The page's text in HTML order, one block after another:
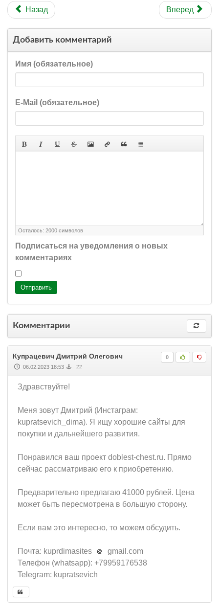
Назад Вперед
Добавить комментарий
Имя (обязательное)
E-Mail (обязательное)
Осталось: 2000 символов
Подписаться на уведомления о новых
комментариях
Отправить
Комментарии
0
Купрацевич Дмитрий Олегович
06.02.2023 18:53 22
Здравствуйте!
Меня зовут Дмитрий (Инстаграм:
kupratsevich_dima). Я ищу хорошие сайты для
покупки и дальнейшего развития.
Понравился ваш проект doblest-chest.ru. Прямо
сейчас рассматриваю его к приобретению.
Предварительно предлагаю 41000 рублей. Цена
может быть пересмотрена в большую сторону.
Если вам это интересно, то можем обсудить.
Почта: kuprdimasites
gmail.com
Телефон (whatsapp): +79959176538
Telegram: kupratsevich